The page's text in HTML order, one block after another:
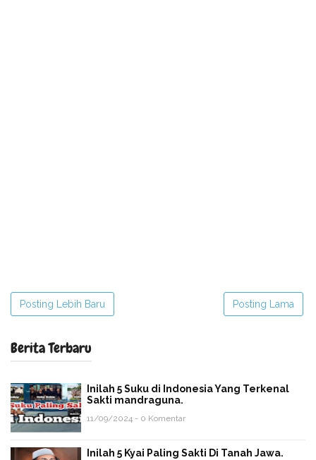
Posting Lebih Baru Posting Lama
Berita Terbaru
Inilah 5 Suku di Indonesia Yang Terkenal
Sakti mandraguna.
11/09/2024 - 0 Komentar
Inilah 5 Kyai Paling Sakti Di Tanah Jawa.